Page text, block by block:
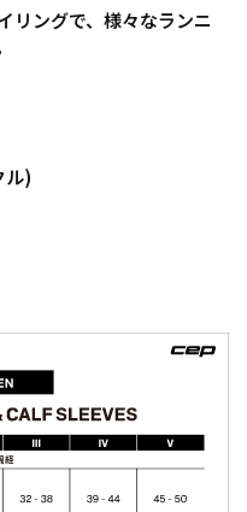
リングで、様々なランニ
ル)